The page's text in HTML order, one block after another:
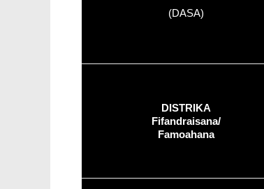
(DASA)
DISTRIKA
Fifandraisana/
Famoahana